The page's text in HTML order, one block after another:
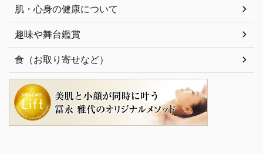
肌・心身の健康について
趣味や舞台鑑賞
食（お取り寄せなど）